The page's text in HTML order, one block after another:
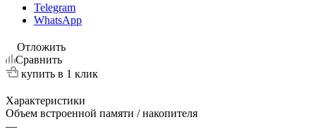
Telegram
WhatsApp
Отложить
Сравнить
купить в 1 клик
Характеристики
Объем встроенной памяти / накопителя
—